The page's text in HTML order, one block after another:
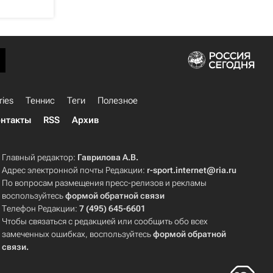
Теннис Теги
Полезное
RSS Архив
Главный редактор: Гаврилова А.В.
Адрес электронной почты Редакции: r-sport.internet@ria.ru
По вопросам размещения пресс-релизов и рекламы
воспользуйтесьформой обратной связи
Телефон Редакции:7 (495) 645-6601
Чтобы связаться с редакцией или сообщить обо всех
замеченных ошибках, воспользуйтесьформой обратной
связи.